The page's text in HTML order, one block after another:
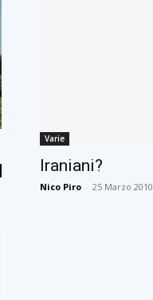
Varie
Iraniani?
Nico Piro - 25 Marzo 2010